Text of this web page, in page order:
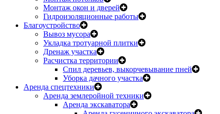
Монтаж окон и дверей
Гидроизоляционные работы
Благоустройство
Вывоз мусора
Укладка тротуарной плитки
Дренаж участка
Расчистка территории
Спил деревьев, выкорчевывание пней
Уборка дачного участка
Аренда спецтехники
Аренда землеройной техники
Аренда экскаватора